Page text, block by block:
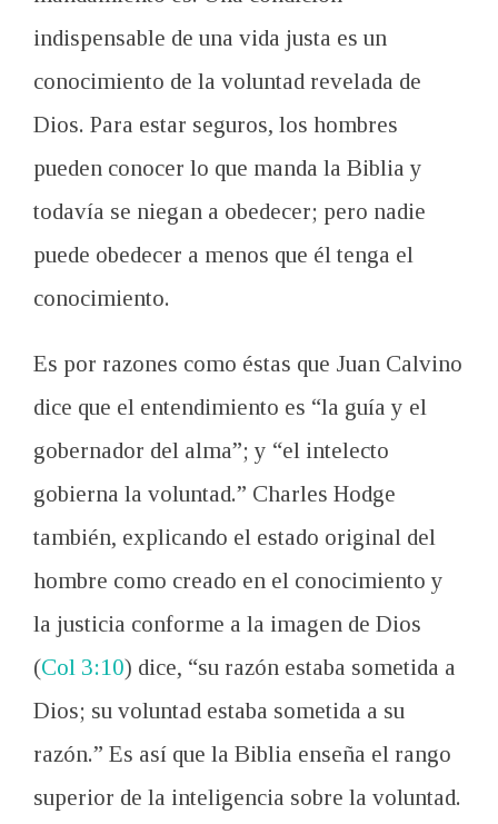
indispensable de una vida justa es un
conocimiento de la voluntad revelada de
Dios. Para estar seguros, los hombres
pueden conocer lo que manda la Biblia y
todavía se niegan a obedecer; pero nadie
puede obedecer a menos que él tenga el
conocimiento.
Es por razones como éstas que Juan Calvino
dice que el entendimiento es “la guía y el
gobernador del alma”; y “el intelecto
gobierna la voluntad.” Charles Hodge
también, explicando el estado original del
hombre como creado en el conocimiento y
la justicia conforme a la imagen de Dios
(Col 3:10) dice, “su razón estaba sometida a
Dios; su voluntad estaba sometida a su
razón.” Es así que la Biblia enseña el rango
superior de la inteligencia sobre la voluntad.